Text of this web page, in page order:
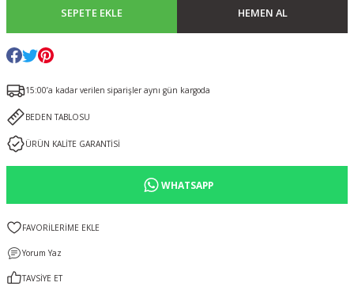
SEPETE EKLE HEMEN AL
15:00’a kadar verilen siparişler aynı gün kargoda
BEDEN TABLOSU
ÜRÜN KALİTE GARANTİSİ
WHATSAPP
Yorum Yaz
TAVSİYE ET